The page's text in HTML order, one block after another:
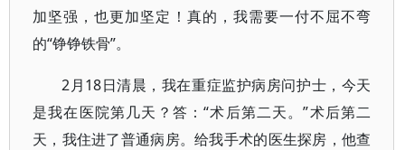
加坚强，也更加坚定！真的，我需要一付不屈不弯
的“铮铮铁骨”。
2月18日清晨，我在重症监护病房问护士，今天
是我在医院第几天？答：“术后第二天。”术后第二
天，我住进了普通病房。给我手术的医生探房，他查